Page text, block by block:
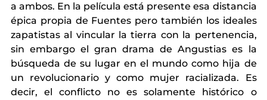
a ambos. En la película está presente esa distancia
épica propia de Fuentes pero también los ideales
zapatistas al vincular la tierra con la pertenencia,
sin embargo el gran drama de Angustias es la
búsqueda de su lugar en el mundo como hija de
un revolucionario y como mujer racializada. Es
decir, el conflicto no es solamente histórico o